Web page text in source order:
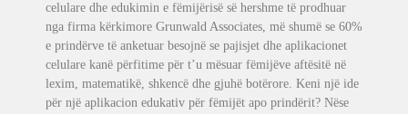
celulare dhe edukimin e fëmijërisë së hershme të prodhuar
nga firma kërkimore Grunwald Associates, më shumë se 60%
e prindërve të anketuar besojnë se pajisjet dhe aplikacionet
celulare kanë përfitime për t’u mësuar fëmijëve aftësitë në
lexim, matematikë, shkencë dhe gjuhë botërore. Keni një ide
për një aplikacion edukativ për fëmijët apo prindërit? Nëse